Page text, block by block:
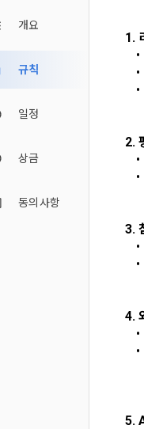
개요
규칙
일정
상금
동의사항
1.
2.
3.
4.
5.